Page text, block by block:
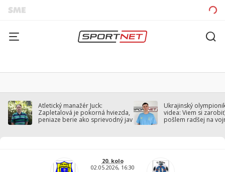
Atletický manažér Juck:
Zapletalová je pokorná hviezda,
peniaze berie ako sprievodný jav
Ukrajinský
videa: Viem si
pošlem radšej na
20. kolo
02.05.2026, 16:30